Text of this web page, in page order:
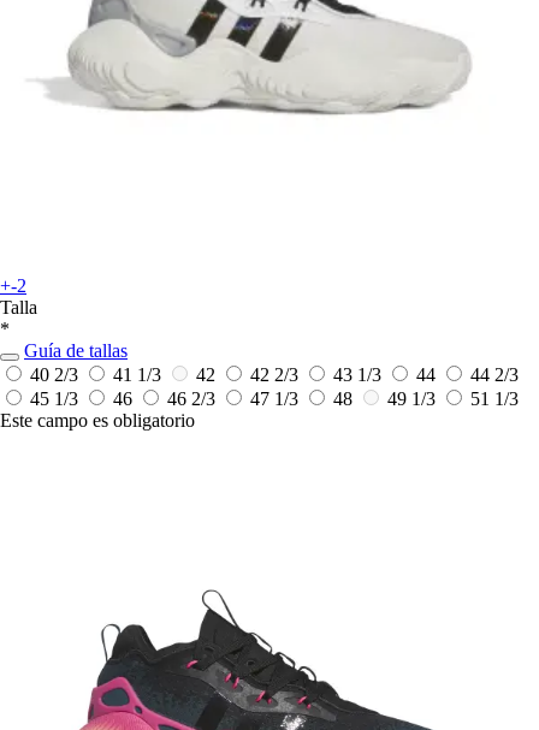
+-2
Talla
*
Guía de tallas
40 2/3
41 1/3 42 42 2/3 43 1/3 44
44 2/3
45 1/3
46 46 2/3 47 1/3 48 49 1/3
51 1/3
Este campo es obligatorio